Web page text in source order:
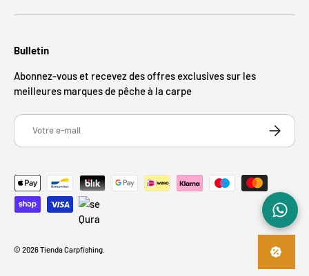
Bulletin
Abonnez-vous et recevez des offres exclusives sur les
meilleures marques de pêche à la carpe
E-mail
Moyens de paiement acceptés
© 2026Tienda Carpfishing